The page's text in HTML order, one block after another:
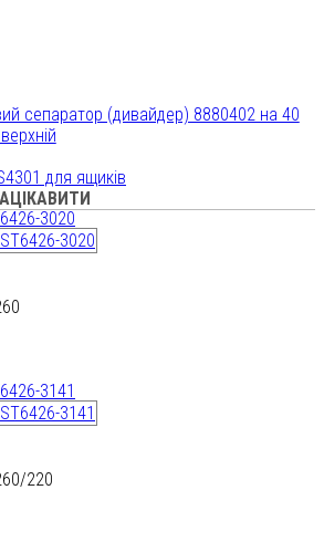
сепаратор (дивайдер) 8880402 на 40
для ящиків
3020
3141
220